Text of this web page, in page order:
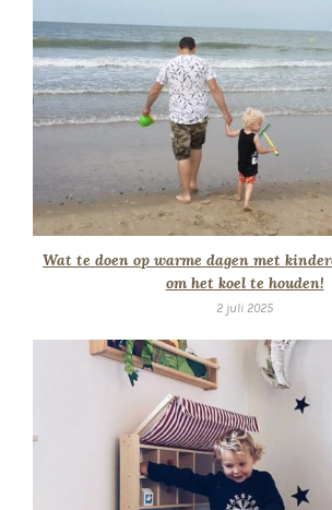
Wat te doen op warme dagen met
om het koel te houden!
2 juli 2025